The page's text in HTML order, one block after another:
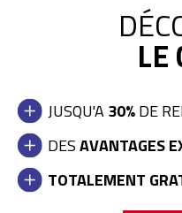
LE
JUSQU'A30%DE
DESAVANTAGES
TOTALEMENT
COQ ALPIN